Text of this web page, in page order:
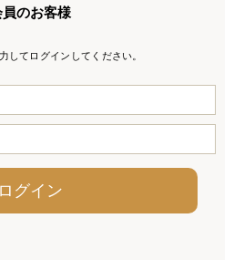
員のお客様
してログインしてください。